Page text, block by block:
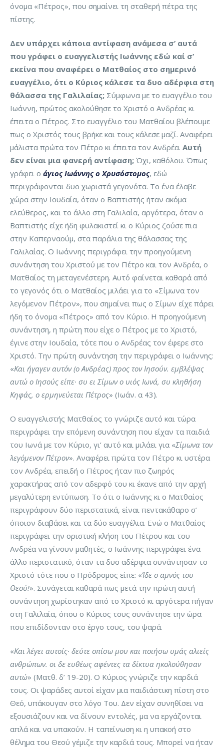
όνομα «Πέτρος», που σημαίνει τη σταθερή πέτρα της
πίστης.
Δεν υπάρχει κάποια αντίφαση ανάμεσα σ’ αυτά
που γράφει ο ευαγγελιστής Ιωάννης εδώ καί σ’
εκείνα που αναφέρει ο Ματθαίος στο σημερινό
ευαγγέλιο, ότι ο Κύριος κάλεσε τα δυο αδέρφια στη
θάλασσα της Γαλιλαίας; Σύμφωνα με το ευαγγέλιο του
Ιωάννη, πρώτος ακολούθησε το Χριστό ο Ανδρέας κι
έπειτα ο Πέτρος. Στο ευαγγέλιο του Ματθαίου βλέπουμε
πως ο Χριστός τους βρήκε και τους κάλεσε μαζί. Αναφέρει
μάλιστα πρώτα τον Πέτρο κι έπειτα τον Ανδρέα. Αυτή
δεν είναι μια φανερή αντίφαση; Όχι, καθόλου. Όπως
γράφει ο άγιος Ιωάννης ο Χρυσόστομος, εδώ
περιγράφονται δυο χωριστά γεγονότα. Το ένα έλαβε
χώρα στην Ιουδαία, όταν ο Βαπτιστής ήταν ακόμα
ελεύθερος, και το άλλο στη Γαλιλαία, αργότερα, όταν ο
Βαπτιστής είχε ήδη φυλακιστεί κι ο Κύριος ζούσε πια
στην Καπερναούμ, στα παράλια της θάλασσας της
Γαλιλαίας. Ο Ιωάννης περιγράφει την προηγούμενη
συνάντηση του Χριστού με τον Πέτρο και τον Ανδρέα, ο
Ματθαίος τη μεταγενέστερη. Αυτό φαίνεται καθαρά από
το γεγονός ότι ο Ματθαίος μιλάει για το «Σίμωνα τον
λεγόμενον Πέτρον», που σημαίνει πως ο Σίμων είχε πάρει
ήδη το όνομα «Πέτρος» από τον Κύριο. Η προηγούμενη
συνάντηση, η πρώτη που είχε ο Πέτρος με το Χριστό,
έγινε στην Ιουδαία, τότε που ο Ανδρέας τον έφερε στο
Χριστό. Την πρώτη συνάντηση την περιγράφει ο Ιωάννης:
«Και ήγαγεν αυτόν (ο Ανδρέας) προς τον Ιησούν. εμβλέψας
αυτώ ο Ιησούς είπε· συ ει Σίμων ο υιός Ιωνά, συ κληθήση
Κηφάς, ο ερμηνεύεται Πέτρος» (Ιωάν. α 43).
Ο ευαγγελιστής Ματθαίος το γνώριζε αυτό και τώρα
περιγράφει την επόμενη συνάντηση που είχαν τα παιδιά
του Ιωνά με τον Κύριο, γι’ αυτό και μιλάει για «Σίμωνα τον
λεγόμενον Πέτρον». Αναφέρει πρώτα τον Πέτρο κι υστέρα
τον Ανδρέα, επειδή ο Πέτρος ήταν πιο ζωηρός
χαρακτήρας από τον αδερφό του κι έκανε από την αρχή
μεγαλύτερη εντύπωση. Το ότι ο Ιωάννης κι ο Ματθαίος
περιγράφουν δύο περιστατικά, είναι πεντακάθαρο σ’
όποιον διαβάσει και τα δύο ευαγγέλια. Ενώ ο Ματθαίος
περιγράφει την οριστική κλήση του Πέτρου και του
Ανδρέα να γίνουν μαθητές, ο Ιωάννης περιγράφει ένα
άλλο περιστατικό, όταν τα δυο αδέρφια συνάντησαν το
Χριστό τότε που ο Πρόδρομος είπε: «Ίδε ο αμνός του
Θεού!». Συνάγεται καθαρά πως μετά την πρώτη αυτή
συνάντηση χωρίστηκαν από το Χριστό κι αργότερα πήγαν
στη Γαλιλαία, όπου ο Κύριος τους συνάντησε την ώρα
που επιδίδονταν στο έργο τους, του ψαρά.
«Και λέγει αυτοίς· δεύτε οπίσω μου και ποιήσω υμάς αλιείς
ανθρώπων. οι δε ευθέως αφέντες τα δίκτυα ηκολούθησαν
αυτώ» (Ματθ. δ’ 19-20). Ο Κύριος γνώριζε την καρδιά
τους. Οι ψαράδες αυτοί είχαν μια παιδιάστικη πίστη στο
Θεό, υπάκουγαν στο λόγο Του. Δεν είχαν συνηθίσει να
εξουσιάζουν και να δίνουν εντολές, μα να εργάζονται
απλά και να υπακούν. Η ταπείνωση κι η υπακοή στο
θέλημα του Θεού γέμιζε την καρδιά τους. Μπορεί να ήταν